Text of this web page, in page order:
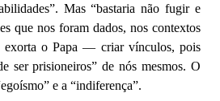
Mas “bastaria não fugir e
que nos foram dados, nos contextos
exorta o Papa — criar vínculos, pois
ser prisioneiros” de nós mesmos. O
e a “indiferença”.